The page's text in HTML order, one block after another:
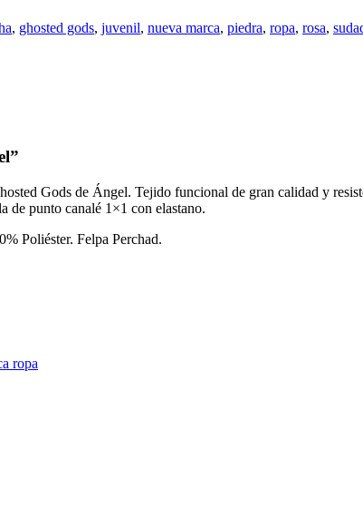
, ghosted gods, juvenil, nueva marca, piedra, ropa, rosa,
Gods de Ángel. Tejido funcional de gran calidad y
de punto canalé 1×1 con elastano.
Felpa Perchad.